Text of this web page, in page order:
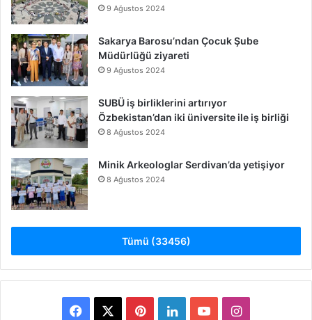
9 Ağustos 2024
Sakarya Barosu’ndan Çocuk Şube
Müdürlüğü ziyareti
9 Ağustos 2024
SUBÜ iş birliklerini artırıyor
Özbekistan’dan iki üniversite ile iş birliği
8 Ağustos 2024
Minik Arkeologlar Serdivan’da yetişiyor
8 Ağustos 2024
Tümü (33456)
Facebook PinterestLinkedInYouTubeInstagram